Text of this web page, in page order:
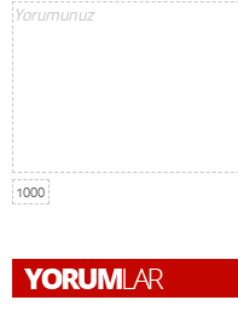
1000